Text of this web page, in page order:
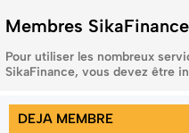
Membres SikaFinance
Pour utiliser les nombreux
SikaFinance, vous devez être
DEJA MEMBRE